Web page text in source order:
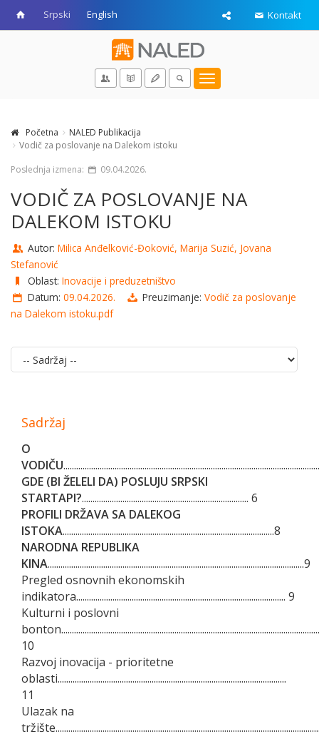
Srpski English Kontakt
Toggle
Početna
NALED Publikacija
Vodič za poslovanje na Dalekom istoku
Poslednja izmena:
09.04.2026.
VODIČ ZA POSLOVANJE NA
DALEKOM ISTOKU
Autor:Milica Anđelković-Đoković, Marija Suzić, Jovana
Stefanović
Oblast:Inovacije i preduzetništvo
Datum:09.04.2026. Preuzimanje:Vodič za poslovanje
na Dalekom istoku.pdf
Sadržaj
O
VODIČU
GDE (BI ŽELELI DA) POSLUJU SRPSKI
STARTAPI?.............................................................................. 6
PROFILI DRŽAVA SA DALEKOG
ISTOKA...................................................................................................8
NARODNA REPUBLIKA
KINA........................................................................................................................9
Pregled osnovnih ekonomskih
indikatora.................................................................................................. 9
Kulturni i poslovni
10
Razvoj inovacija - prioritetne
oblasti...........................................................................................................
11
Ulazak na